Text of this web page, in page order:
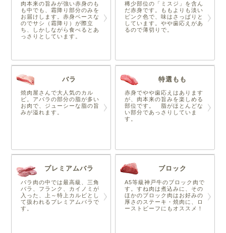
肉本来の旨みが強い赤身のも
も中でも、霜降り部分のみを
お届けします。赤身ベースな
のでサシ（霜降り）が際立
ち、しかしながら食べるとあ
っさりとしています。
稀少部位の「ミスジ」を含ん
だ赤身です。ももよりも淡い
ピンク色で、味はさっぱりと
しています。やや歯応えがあ
るので薄切りで。
バラ
焼肉屋さんで大人気のカル
ビ。アバラの部分の脂が多い
お肉で、ジューシーな脂の旨
みが溢れます。
特選もも
赤身でやや歯応えはあります
が、肉本来の旨みを楽しめる
部位です。 脂がほとんどな
い部分であっさりしていま
す。
プレミアムバラ
バラ肉の中では最高級、三角
バラ、フランク、カイノミが
入った、上～特上カルビとし
て扱われるプレミアムバラで
す。
ブロック
A5等級神戸牛のブロック肉で
す。すね肉は煮込みに、その
ほかのブロック肉はお好みの
厚さのステーキ・焼肉に、ロ
ーストビーフにもオススメ！